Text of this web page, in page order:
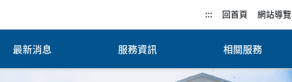
::: 回首頁 網站導覽
最新消息 服務資訊 相關服務